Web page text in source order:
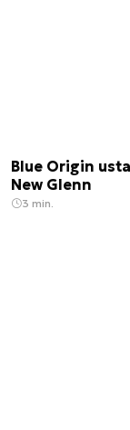
Blue Origin
New Glenn
3 min.